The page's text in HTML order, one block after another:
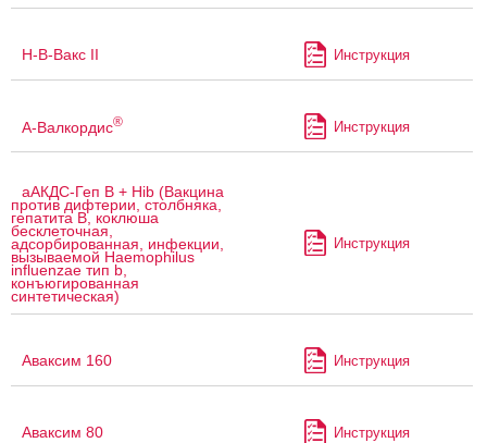
H-B-Вакс II Инструкция
А-Валкордис® Инструкция
аАКДС-Геп B + Hib (Вакцина
против дифтерии, столбняка,
гепатита B, коклюша
бесклеточная,
адсорбированная, инфекции,
вызываемой Haemophilus
influenzae тип b,
конъюгированная
синтетическая)
Инструкция
Аваксим 160 Инструкция
Аваксим 80 Инструкция